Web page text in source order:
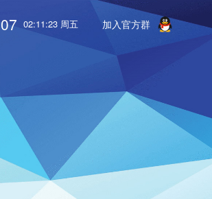
07 02:11:24 周五 加入官方群